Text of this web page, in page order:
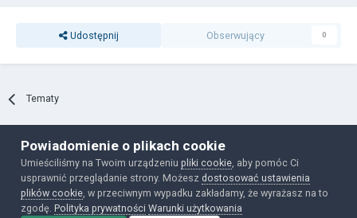
Udostępnij Obserwujący 0
Tematy
Polityka prywatności Ciasteczka
Powered by Invision Community
Powiadomienie o plikach cookie
Umieściliśmy na Twoim urządzeniupliki cookie , aby pomóc Ci
usprawnić przeglądanie strony. Możesz dostosować ustawienia
plików cookie , w przeciwnym wypadku zakładamy, że wyrażasz na to
zgodę.Polityka prywatności Warunki użytkowania